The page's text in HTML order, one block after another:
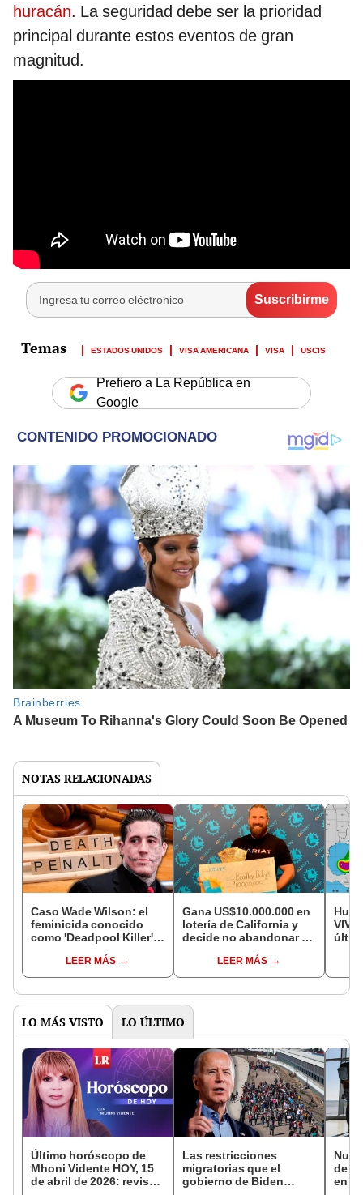
huracán. La seguridad debe ser la prioridad
principal durante estos eventos de gran
magnitud.
ESTADOS UNIDOS VISA AMERICANA VISA USCIS
Prefiero a La República en
Google
NOTAS RELACIONADAS
Caso Wade Wilson: el
feminicida conocido
como 'Deadpool Killer'
pena de muerte en
Florida
LEER MÁS
Gana US$10.000.000 en
lotería de California y
decide no abandonar su
en recuperarme del
shock”
LEER MÁS
EE.
LO MÁS VISTO LO ÚLTIMO
Último horóscopo de
Mhoni Vidente HOY, 15
de abril de 2026: revisa
Las restricciones
migratorias que el
gobierno de Biden
de
en